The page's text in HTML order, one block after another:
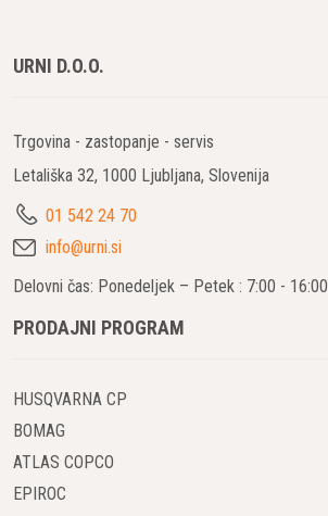
URNI D.O.O.
Trgovina - zastopanje - servis
Letališka 32, 1000 Ljubljana, Slovenija
01 542 24 70
info@urni.si
Delovni čas: Ponedeljek – Petek : 7:00 - 16:00
PRODAJNI PROGRAM
HUSQVARNA CP
BOMAG
ATLAS COPCO
EPIROC